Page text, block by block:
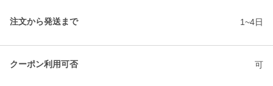
注文から発送まで 1~4日
クーポン利用可否 可